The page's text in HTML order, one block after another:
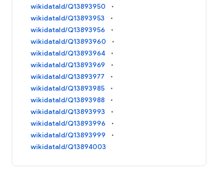
wikidataId/Q13893950
wikidataId/Q13893953
wikidataId/Q13893956
wikidataId/Q13893960
wikidataId/Q13893964
wikidataId/Q13893969
wikidataId/Q13893977
wikidataId/Q13893985
wikidataId/Q13893988
wikidataId/Q13893993
wikidataId/Q13893996
wikidataId/Q13893999
wikidataId/Q13894003